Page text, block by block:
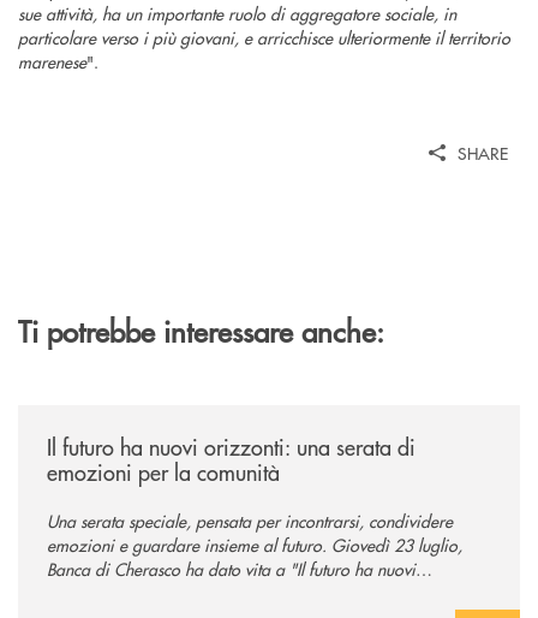
sue attività, ha un importante ruolo di aggregatore sociale, in
particolare verso i più giovani, e arricchisce ulteriormente il territorio
marenese".
SHARE
Ti potrebbe interessare anche:
Il futuro ha nuovi orizzonti: una serata di
emozioni per la comunità
Una serata speciale, pensata per incontrarsi, condividere
emozioni e guardare insieme al futuro. Giovedì 23 luglio,
Banca di Cherasco ha dato vita a "Il futuro ha nuovi